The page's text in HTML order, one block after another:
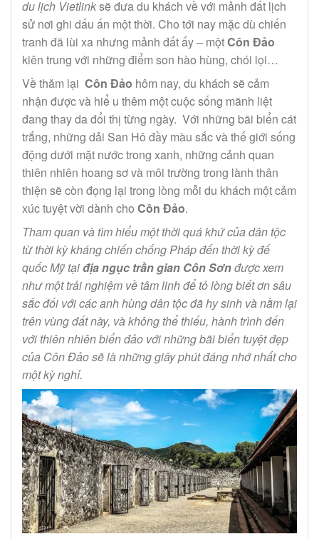
du lịch Vietlinksẽ đưa du khách về với mảnh đất lịch
sử nơi ghi dấu ấn một thời. Cho tới nay mặc dù chiến
tranh đã lùi xa nhưng mảnh đất ấy – mộtCôn Đảo
kiên trung với những điểm son hào hùng, chói lọi…
Về thăm lại Côn Ðảo hôm nay, du khách sẽ cảm
nhận được và hiể u thêm một cuộc sống mãnh liệt
đang thay da đổi thị từng ngày. Với những bãi biển cát
trắng, những dải San Hô đầy màu sắc và thế giới sống
động dưới mặt nước trong xanh, những cảnh quan
thiên nhiên hoang sơ và môi trường trong lành thân
thiện sẽ còn đọng lại trong lòng mỗi du khách một cảm
xúc tuyệt vời dành cho Côn Đảo.
Tham quan và tìm hiểu một thời quá khứ của dân tộc
từ thời kỳ kháng chiến chống Pháp đến thời kỳ đế
quốc Mỹ tạiđịa ngục trần gian Côn Sơnđược xem
như một trải nghiệm về tâm linh để tỏ lòng biết ơn sâu
sắc đối với các anh hùng dân tộc đã hy sinh và nằm lại
trên vùng đất này, và không thể thiếu, hành trình đến
với thiên nhiên biển đảo với những bãi biển tuyệt đẹp
của Côn Đảo sẽ là những giây phút đáng nhớ nhất cho
một kỳ nghỉ.